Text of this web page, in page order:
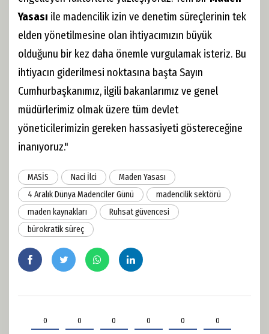
Yasası ile madencilik izin ve denetim süreçlerinin tek
elden yönetilmesine olan ihtiyacımızın büyük
olduğunu bir kez daha önemle vurgulamak isteriz. Bu
ihtiyacın giderilmesi noktasına başta Sayın
Cumhurbaşkanımız, ilgili bakanlarımız ve genel
müdürlerimiz olmak üzere tüm devlet
yöneticilerimizin gereken hassasiyeti göstereceğine
inanıyoruz."
MASİS Naci İlci
Maden Yasası
4 Aralık Dünya Madenciler Günü
madencilik sektörü
maden kaynakları
Ruhsat güvencesi
bürokratik süreç
0 0 0 0 0 0